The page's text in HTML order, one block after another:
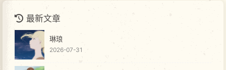
最新文章
琳琅
2026-07-31